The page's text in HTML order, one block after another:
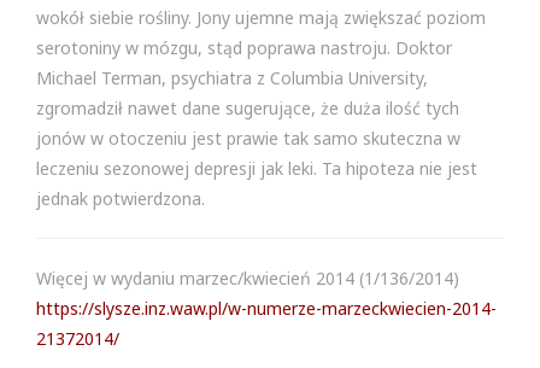
wokół siebie rośliny. Jony ujemne mają zwiększać poziom
serotoniny w mózgu, stąd poprawa nastroju. Doktor
Michael Terman, psychiatra z Columbia University,
zgromadził nawet dane sugerujące, że duża ilość tych
jonów w otoczeniu jest prawie tak samo skuteczna w
leczeniu sezonowej depresji jak leki. Ta hipoteza nie jest
jednak potwierdzona.
Więcej w wydaniu marzec/kwiecień 2014 (1/136/2014)
https://slysze.inz.waw.pl/w-numerze-marzeckwiecien-2014-
21372014/